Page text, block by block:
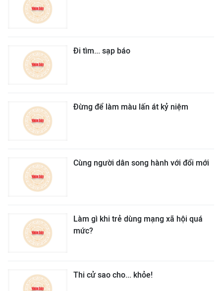
Đi tìm... sạp báo
Đừng để làm màu lấn át kỷ niệm
Cùng người dân song hành với đổi mới
Làm gì khi trẻ dùng mạng xã hội quá
mức?
Thi cử sao cho... khỏe!